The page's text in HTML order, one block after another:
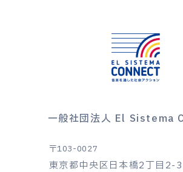
一般社団法人 El Sistema
〒103-0027
東京都中央区日本橋2丁目2-3